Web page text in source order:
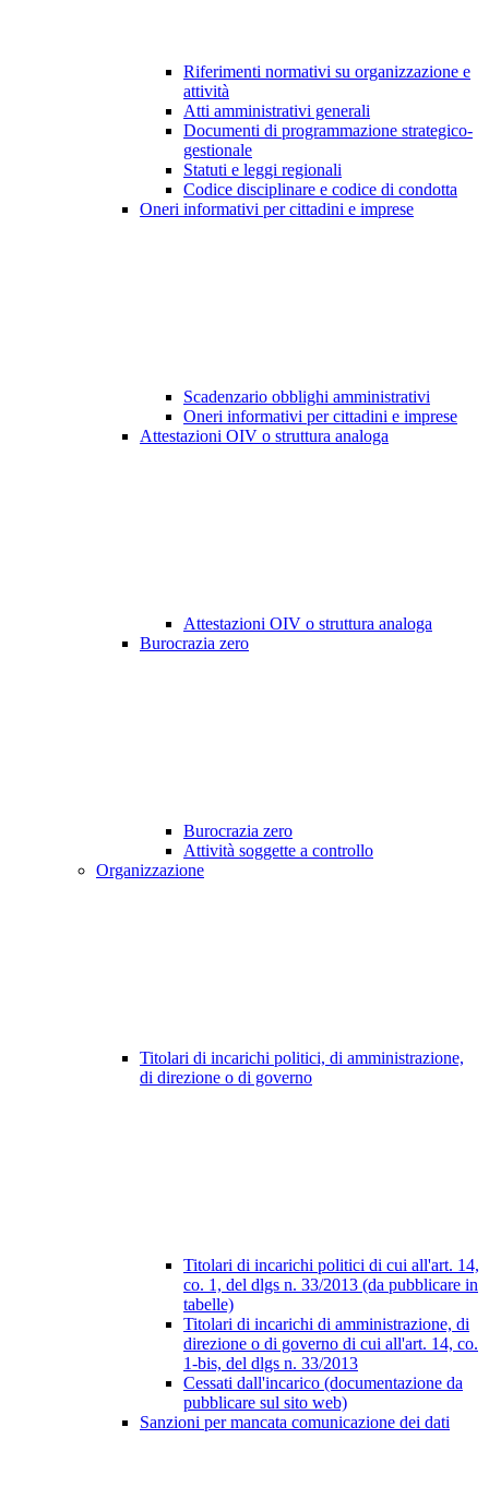
Riferimenti normativi su organizzazione e
attività
Atti amministrativi generali
Documenti di programmazione strategico-
gestionale
Statuti e leggi regionali
Codice disciplinare e codice di condotta
Oneri informativi per cittadini e imprese
Scadenzario obblighi amministrativi
Oneri informativi per cittadini e imprese
Attestazioni OIV o struttura analoga
Attestazioni OIV o struttura analoga
Burocrazia zero
Burocrazia zero
Attività soggette a controllo
Organizzazione
Titolari di incarichi politici, di amministrazione,
di direzione o di governo
Titolari di incarichi politici di cui all'art. 14,
co. 1, del dlgs n. 33/2013 (da pubblicare in
tabelle)
Titolari di incarichi di amministrazione, di
direzione o di governo di cui all'art. 14, co.
1-bis, del dlgs n. 33/2013
Cessati dall'incarico (documentazione da
pubblicare sul sito web)
Sanzioni per mancata comunicazione dei dati